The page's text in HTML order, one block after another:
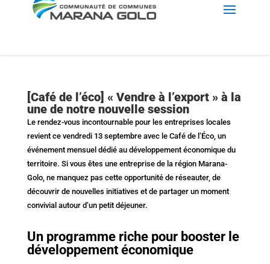
[Café de l’éco] « Vendre à l’export » à la
une de notre nouvelle session
Le rendez-vous incontournable pour les entreprises locales
revient ce vendredi 13 septembre avec le Café de l’Éco, un
événement mensuel dédié au développement économique du
territoire. Si vous êtes une entreprise de la région Marana-
Golo, ne manquez pas cette opportunité de réseauter, de
découvrir de nouvelles initiatives et de partager un moment
convivial autour d’un petit déjeuner.
Un programme riche pour booster le
développement économique